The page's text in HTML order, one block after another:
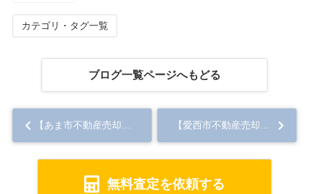
カテゴリ・タグ一覧
ブログ一覧ページへもどる
【あま市不動産売却】残置物確認 【愛西市不動産売却】空き家売却の流れと片付けのコツを解説！...
無料査定を依頼する